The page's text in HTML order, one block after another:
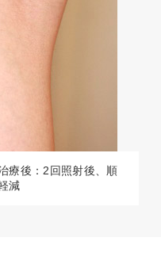
療後：2回照射後、順
減